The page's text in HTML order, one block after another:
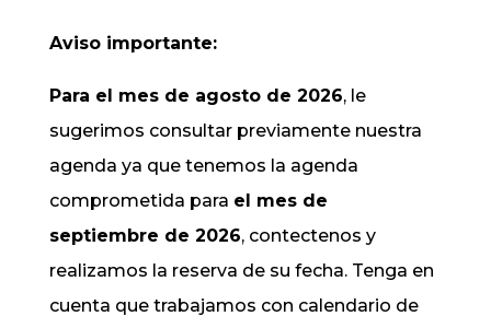
Aviso importante:
Para el mes de agosto de 2026, le
sugerimos consultar previamente nuestra
agenda ya que tenemos la agenda
comprometida para el mes de
septiembre de 2026, contectenos y
realizamos la reserva de su fecha. Tenga en
cuenta que trabajamos con calendario de